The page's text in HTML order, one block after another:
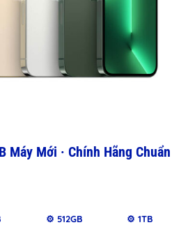
Máy Mới · Chính Hãng Chuẩn
⚙️ 512GB ⚙️ 1TB